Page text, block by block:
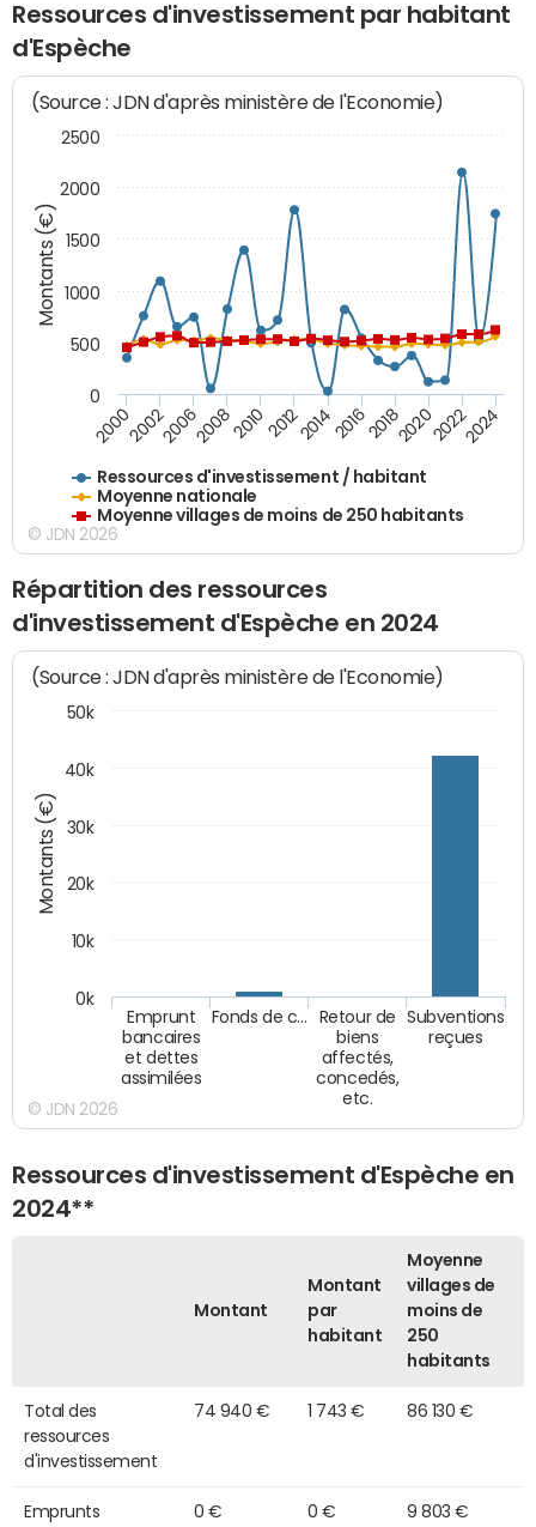
Ressources d'investissement par habitant
d'Espèche
Montants (€)
(Source : JDN d'après ministère de l'Economie)
Ressources d'investissement / habitant
Moyenne nationale
Moyenne villages de moins de 250 habitants
200020022006200820102012201420162018202020222024
0
500
1000
1500
2000
2500
© JDN 2026
Répartition des ressources
d'investissement d'Espèche en 2024
Montants (€)
(Source : JDN d'après ministère de l'Economie)
Emprunt
bancaires
et dettes
assimilées
Fonds de c…
Retour de
biens
affectés,
concedés,
etc.
Subventions
reçues
0k
10k
20k
30k
40k
50k
© JDN 2026
Ressources d'investissement d'Espèche en
2024**
Montant
Montant
par
habitant
Moyenne
villages de
moins de
250
habitants
Total des
ressources
d'investissement
74 940 € 1 743 € 86 130 €
Emprunts 0 € 0 € 9 803 €